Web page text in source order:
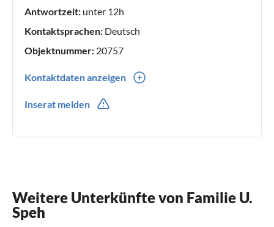
Antwortzeit: unter 12h
Kontaktsprachen: Deutsch
Objektnummer: 20757
Kontaktdaten anzeigen
Inserat melden
Weitere Unterkünfte von Familie U.
Speh